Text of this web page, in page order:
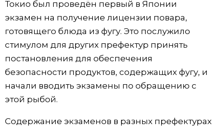
Токио был проведён первый в Японии
экзамен на получение лицензии повара,
готовящего блюда из фугу. Это послужило
стимулом для других префектур принять
постановления для обеспечения
безопасности продуктов, содержащих фугу, и
начали вводить экзамены по обращению с
этой рыбой.
Содержание экзаменов в разных префектурах